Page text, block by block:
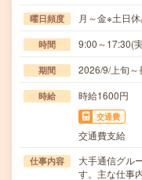
曜日頻度 月～金※土日休
時間 9:00～17:30(
期間 2026/9/上旬
時給 時給1600円
交通費
交通費支給
仕事内容
大手通信グル
す。主な仕事